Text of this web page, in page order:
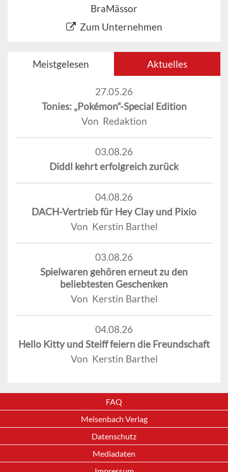
BraMässor
Zum Unternehmen
Meistgelesen Aktuelles
27.05.26
Tonies: „Pokémon“-Special Edition
Von Redaktion
03.08.26
Diddl kehrt erfolgreich zurück
04.08.26
DACH-Vertrieb für Hey Clay und Pixio
Von Kerstin Barthel
03.08.26
Spielwaren gehören erneut zu den
beliebtesten Geschenken
Von Kerstin Barthel
04.08.26
Hello Kitty und Steiff feiern die Freundschaft
Von Kerstin Barthel
FAQ
Meisenbach Verlag
Datenschutz
Mediadaten